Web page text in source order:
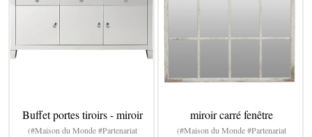
Buffet portes tiroirs - miroir
(#Maison du Monde #Partenariat
miroir carré fenêtre
(#Maison du Monde #Partenariat